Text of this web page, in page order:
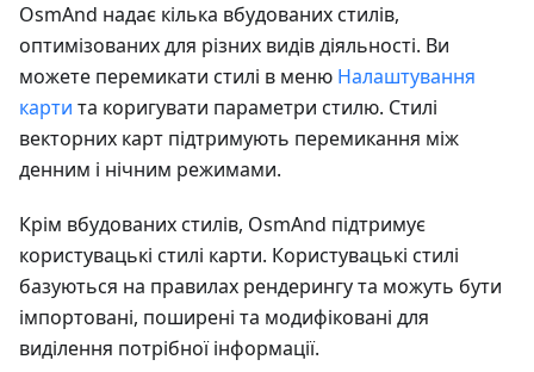
OsmAnd надає кілька вбудованих стилів,
оптимізованих для різних видів діяльності. Ви
можете перемикати стилі в меню Налаштування
карти та коригувати параметри стилю. Стилі
векторних карт підтримують перемикання між
денним і нічним режимами.
Крім вбудованих стилів, OsmAnd підтримує
користувацькі стилі карти. Користувацькі стилі
базуються на правилах рендерингу та можуть бути
імпортовані, поширені та модифіковані для
виділення потрібної інформації.